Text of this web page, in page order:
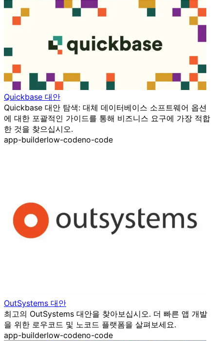
Quickbase 대안
Quickbase 대안 탐색: 대체 데이터베이스 소프트웨어 옵션
에 대한 포괄적인 가이드를 통해 비즈니스 요구에 가장 적합
한 것을 찾으십시오.
app-builderlow-codeno-code
OutSystems 대안
최고의 OutSystems 대안을 찾아보십시오. 더 빠른 앱 개발
을 위한 로우코드 및 노코드 플랫폼을 살펴보세요.
app-builderlow-codeno-code